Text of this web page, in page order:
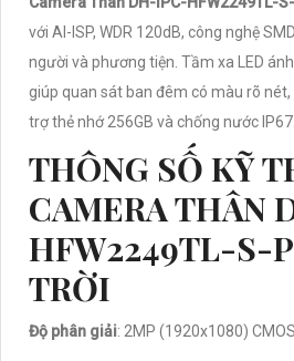
với AI-ISP, WDR 120dB, công nghệ
người và phương tiện. Tầm xa LED
giúp quan sát ban đêm có màu rõ nét,
trợ thẻ nhớ 256GB và chống nước IP67.
THÔNG SỐ KỸ
CAMERA THÂN
HFW2249TL-S-
TRỜI
Độ phân giải: 2MP (1920x1080)